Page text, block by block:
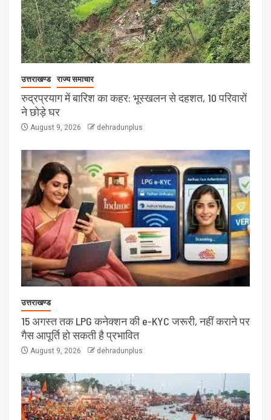
उत्तराखण्ड राज्य समाचार
रुद्रप्रयाग में बारिश का कहर: भूस्खलन से दहशत, 10 परिवारों
ने छोड़े घर
August 9, 2026 dehradunplus
उत्तराखण्ड
15 अगस्त तक LPG कनेक्शन की e-KYC जरूरी, नहीं कराने पर
गैस आपूर्ति हो सकती है प्रभावित
August 9, 2026 dehradunplus